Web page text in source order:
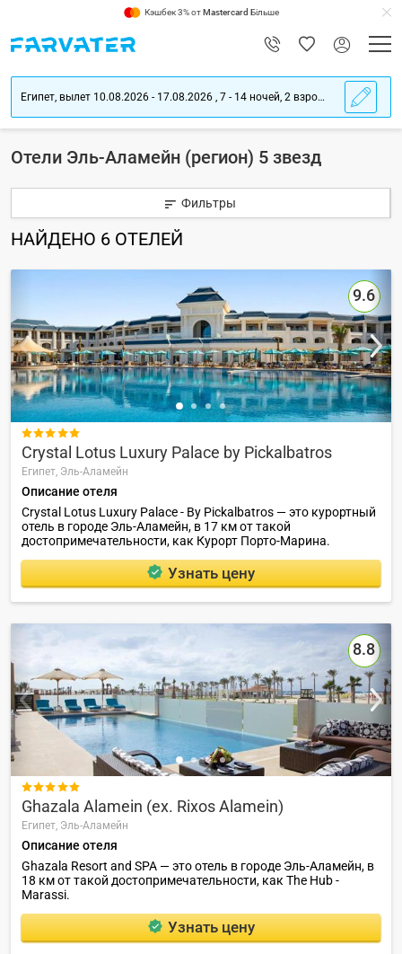
Кэшбек 3% отMastercard Більше
Египет, вылет 10.08.2026 - 17.08.2026 , 7 - 14 ночей, 2 взрослых
Отели Эль-Аламейн (регион) 5 звезд
Фильтры
НАЙДЕНО 6 ОТЕЛЕЙ
9.6

Crystal Lotus Luxury Palace by Pickalbatros
Египет, Эль-Аламейн
Описание отеля
Crystal Lotus Luxury Palace - By Pickalbatros — это курортный
отель в городе Эль-Аламейн, в 17 км от такой
достопримечательности, как Курорт Порто-Марина.
Узнать цену
8.8

Ghazala Alamein (ex. Rixos Alamein)
Египет, Эль-Аламейн
Описание отеля
Ghazala Resort and SPA — это отель в городе Эль-Аламейн, в
18 км от такой достопримечательности, как The Hub -
Marassi.
Узнать цену